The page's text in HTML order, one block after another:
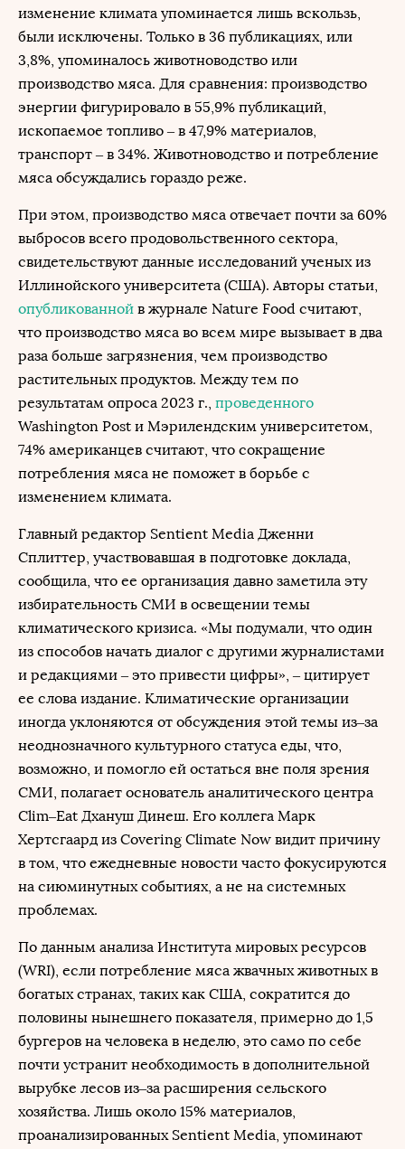
изменение климата упоминается лишь вскользь,
были исключены. Только в 36 публикациях, или
3,8%, упоминалось животноводство или
производство мяса. Для сравнения: производство
энергии фигурировало в 55,9% публикаций,
ископаемое топливо – в 47,9% материалов,
транспорт – в 34%. Животноводство и потребление
мяса обсуждались гораздо реже.
При этом, производство мяса отвечает почти за 60%
выбросов всего продовольственного сектора,
свидетельствуют данные исследований ученых из
Иллинойского университета (США). Авторы статьи,
опубликованной в журнале Nature Food считают,
что производство мяса во всем мире вызывает в два
раза больше загрязнения, чем производство
растительных продуктов. Между тем по
результатам опроса 2023 г., проведенного
Washington Post и Мэрилендским университетом,
74% американцев считают, что сокращение
потребления мяса не поможет в борьбе с
изменением климата.
Главный редактор Sentient Media Дженни
Сплиттер, участвовавшая в подготовке доклада,
сообщила, что ее организация давно заметила эту
избирательность СМИ в освещении темы
климатического кризиса. «Мы подумали, что один
из способов начать диалог с другими журналистами
и редакциями – это привести цифры», – цитирует
ее слова издание. Климатические организации
иногда уклоняются от обсуждения этой темы из–за
неоднозначного культурного статуса еды, что,
возможно, и помогло ей остаться вне поля зрения
СМИ, полагает основатель аналитического центра
Clim–Eat Дхануш Динеш. Его коллега Марк
Хертсгаард из Covering Climate Now видит причину
в том, что ежедневные новости часто фокусируются
на сиюминутных событиях, а не на системных
проблемах.
По данным анализа Института мировых ресурсов
(WRI), если потребление мяса жвачных животных в
богатых странах, таких как США, сократится до
половины нынешнего показателя, примерно до 1,5
бургеров на человека в неделю, это само по себе
почти устранит необходимость в дополнительной
вырубке лесов из–за расширения сельского
хозяйства. Лишь около 15% материалов,
проанализированных Sentient Media, упоминают